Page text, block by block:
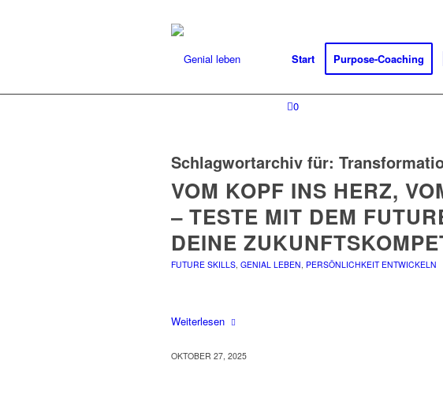
Start Purpose-Coaching
0
Schlagwortarchiv für:
VOM KOPF INS HERZ,
– TESTE MIT DEM
DEINE
FUTURE SKILLS, GENIAL LEBEN, PERSÖNLICHKEIT ENTWICKELN
Weiterlesen
OKTOBER 27, 2025